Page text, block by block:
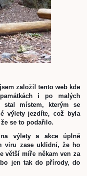
jsem založil tento web kde
i po malých
stal místem, kterým se
výlety jezdíte, což byla
se to podařilo.
výlety a akce úplně
viru zase uklidní, že ho
větší míře někam ven za
jen tak do přírody, do